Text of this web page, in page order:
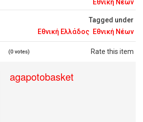
Εθνική Νέων
Tagged under
Εθνική Ελλάδος Εθνική Νέων
Rate this item
(0 votes)
agapotobasket